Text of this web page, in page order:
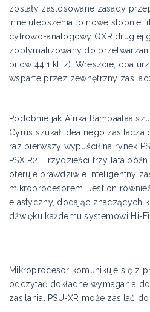
zostały zastosowane zasady
Inne ulepszenia to nowe stopnie
cyfrowo-analogowy QXR drugiej
zoptymalizowany do
bitów 44,1 kHz). Wreszcie, oba
wsparte przez zewnętrzny zasilacz
Podobnie jak Afrika Bambaataa
Cyrus szukał idealnego
raz pierwszy wypuścił na rynek
PSX R2. Trzydzieści trzy lata
oferuje prawdziwie inteligentny
mikroprocesorem. Jest on
elastyczny, dodając znaczących
dźwięku każdemu systemowi Hi-Fi.
Mikroprocesor komunikuje się z
odczytać dokładne wymagania
zasilania. PSU-XR może zasilać